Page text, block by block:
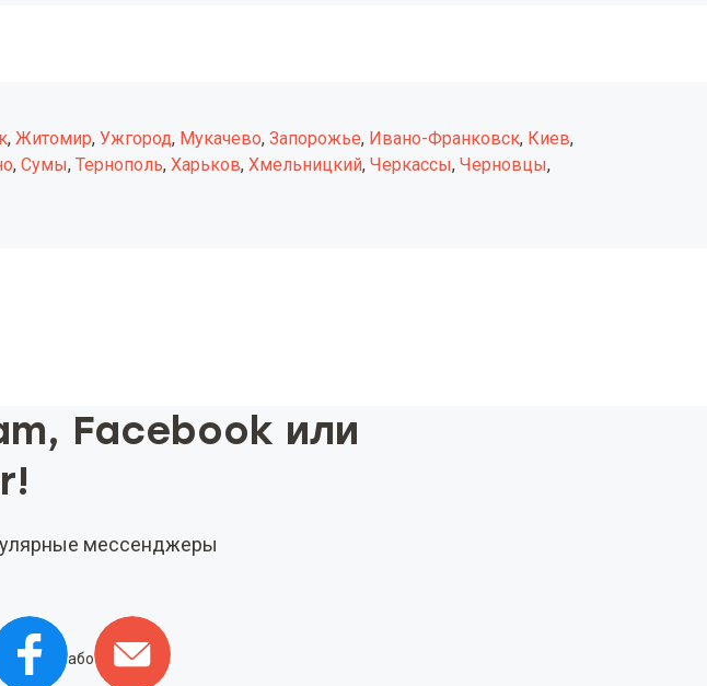
, Житомир, Ужгород, Мукачево, Запорожье, Ивано-Франковск, Киев,
, Сумы, Тернополь, Харьков, Хмельницкий, Черкассы, Черновцы,
Facebook или
мессенджеры
або